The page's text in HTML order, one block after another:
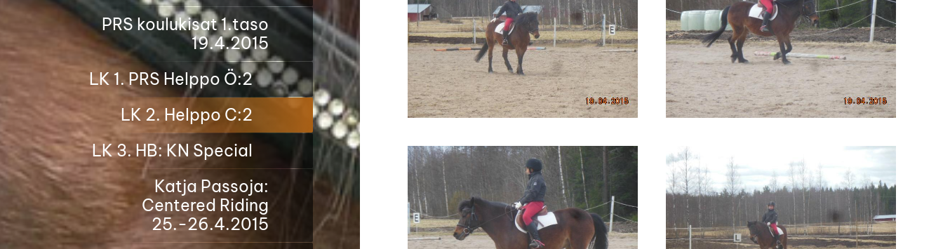
PRS koulukisat 1.taso
19.4.2015
LK 1. PRS Helppo Ö:2
LK 2. Helppo C:2
LK 3. HB: KN Special
Katja Passoja:
Centered Riding
25.-26.4.2015